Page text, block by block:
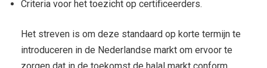
Criteria voor het toezicht op certificeerders.
Het streven is om deze standaard op korte termijn te
introduceren in de Nederlandse markt om ervoor te